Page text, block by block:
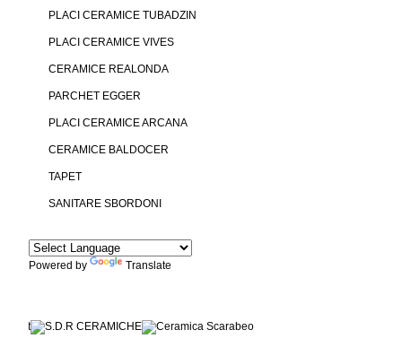
PLACI CERAMICE TUBADZIN
PLACI CERAMICE VIVES
CERAMICE REALONDA
PARCHET EGGER
PLACI CERAMICE ARCANA
CERAMICE BALDOCER
TAPET
SANITARE SBORDONI
Powered by Translate